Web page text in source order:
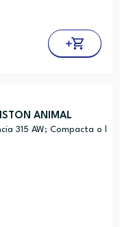
ANIMAL
315 AW; Compacta o l